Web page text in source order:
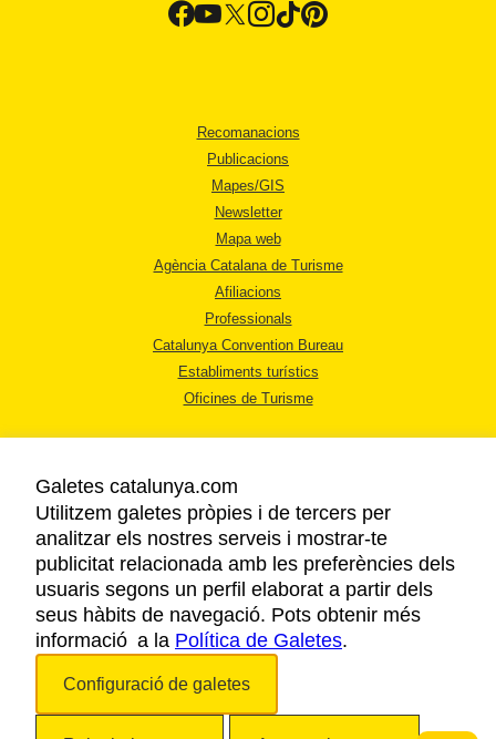
Recomanacions
Publicacions
Mapes/GIS
Newsletter
Mapa web
Agència Catalana de Turisme
Afiliacions
Professionals
Catalunya Convention Bureau
Establiments turístics
Oficines de Turisme
AVÍS LEGAL
POLÍTICA DE PRIVACITAT
COOKIES
ACCESSIBILITAT
Galetes catalunya.com
Utilitzem galetes pròpies i de tercers per
analitzar els nostres serveis i mostrar-te
publicitat relacionada amb les preferències dels
usuaris segons un perfil elaborat a partir dels
seus hàbits de navegació. Pots obtenir més
informació a la Política de Galetes.
Configuració de galetes